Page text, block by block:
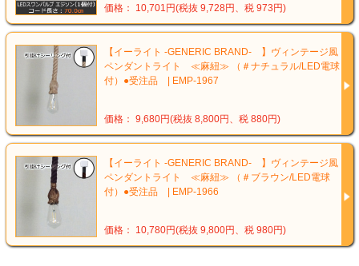
価格： 10,701円(税抜 9,728円、税 973円)
【イーライト -GENERIC BRAND- 】ヴィンテージ風
ペンダントライト ≪麻紐≫ （＃ナチュラル/LED電球
付）●受注品 | EMP-1967
価格： 9,680円(税抜 8,800円、税 880円)
【イーライト -GENERIC BRAND- 】ヴィンテージ風
ペンダントライト ≪麻紐≫ （＃ブラウン/LED電球
付）●受注品 | EMP-1966
価格： 10,780円(税抜 9,800円、税 980円)